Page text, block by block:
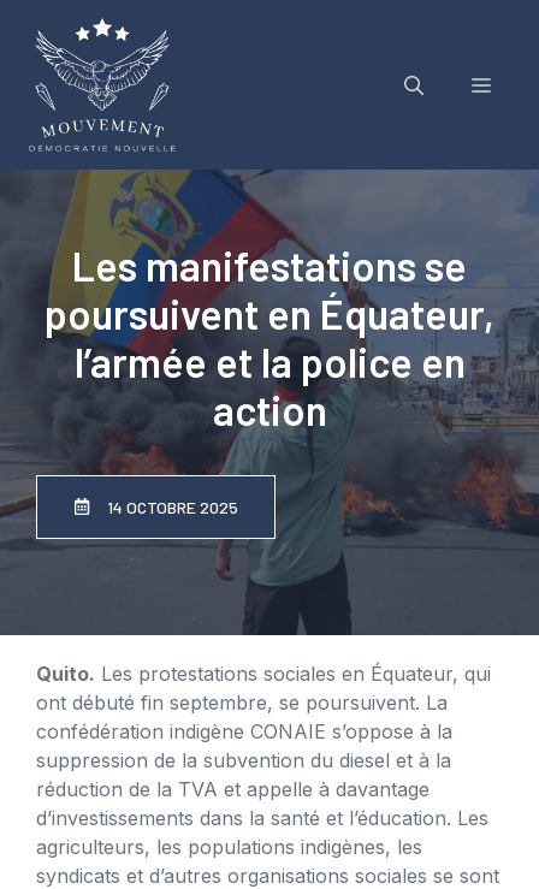
contenu
Menu
Les manifestations se
poursuivent en Équateur,
l’armée et la police en
action
14 OCTOBRE 2025
Quito. Les protestations sociales en Équateur, qui
ont débuté fin septembre, se poursuivent. La
confédération indigène CONAIE s’oppose à la
suppression de la subvention du diesel et à la
réduction de la TVA et appelle à davantage
d’investissements dans la santé et l’éducation. Les
agriculteurs, les populations indigènes, les
syndicats et d’autres organisations sociales se sont